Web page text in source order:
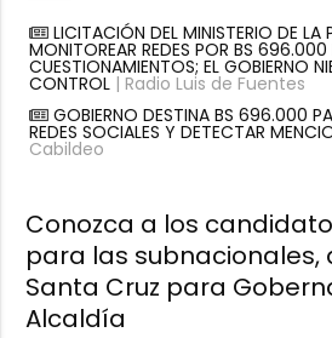
LICITACIÓN DEL MINISTERIO DE LA
MONITOREAR REDES POR BS 696.000
CUESTIONAMIENTOS; EL GOBIERNO
CONTROL| Radio Luis de Fuentes
GOBIERNO DESTINA BS 696.000
REDES SOCIALES Y DETECTAR
Cabildeo
Conozca a los
para las subnacionales,
Santa Cruz para
Alcaldía